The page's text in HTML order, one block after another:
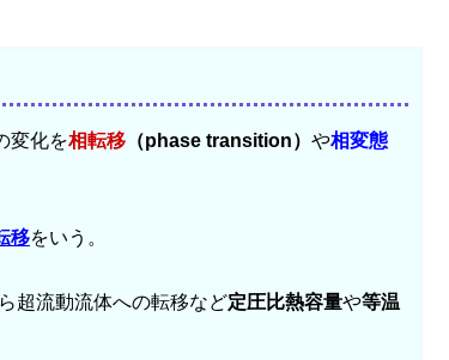
変化を相転移 （phase transition） や相変態
移をいう。
超流動流体への転移など定圧比熱容量や等温